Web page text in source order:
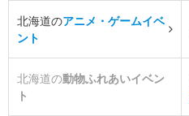
北海道のアニメ・ゲームイベ
ント
北海道の動物ふれあいイベン
ト